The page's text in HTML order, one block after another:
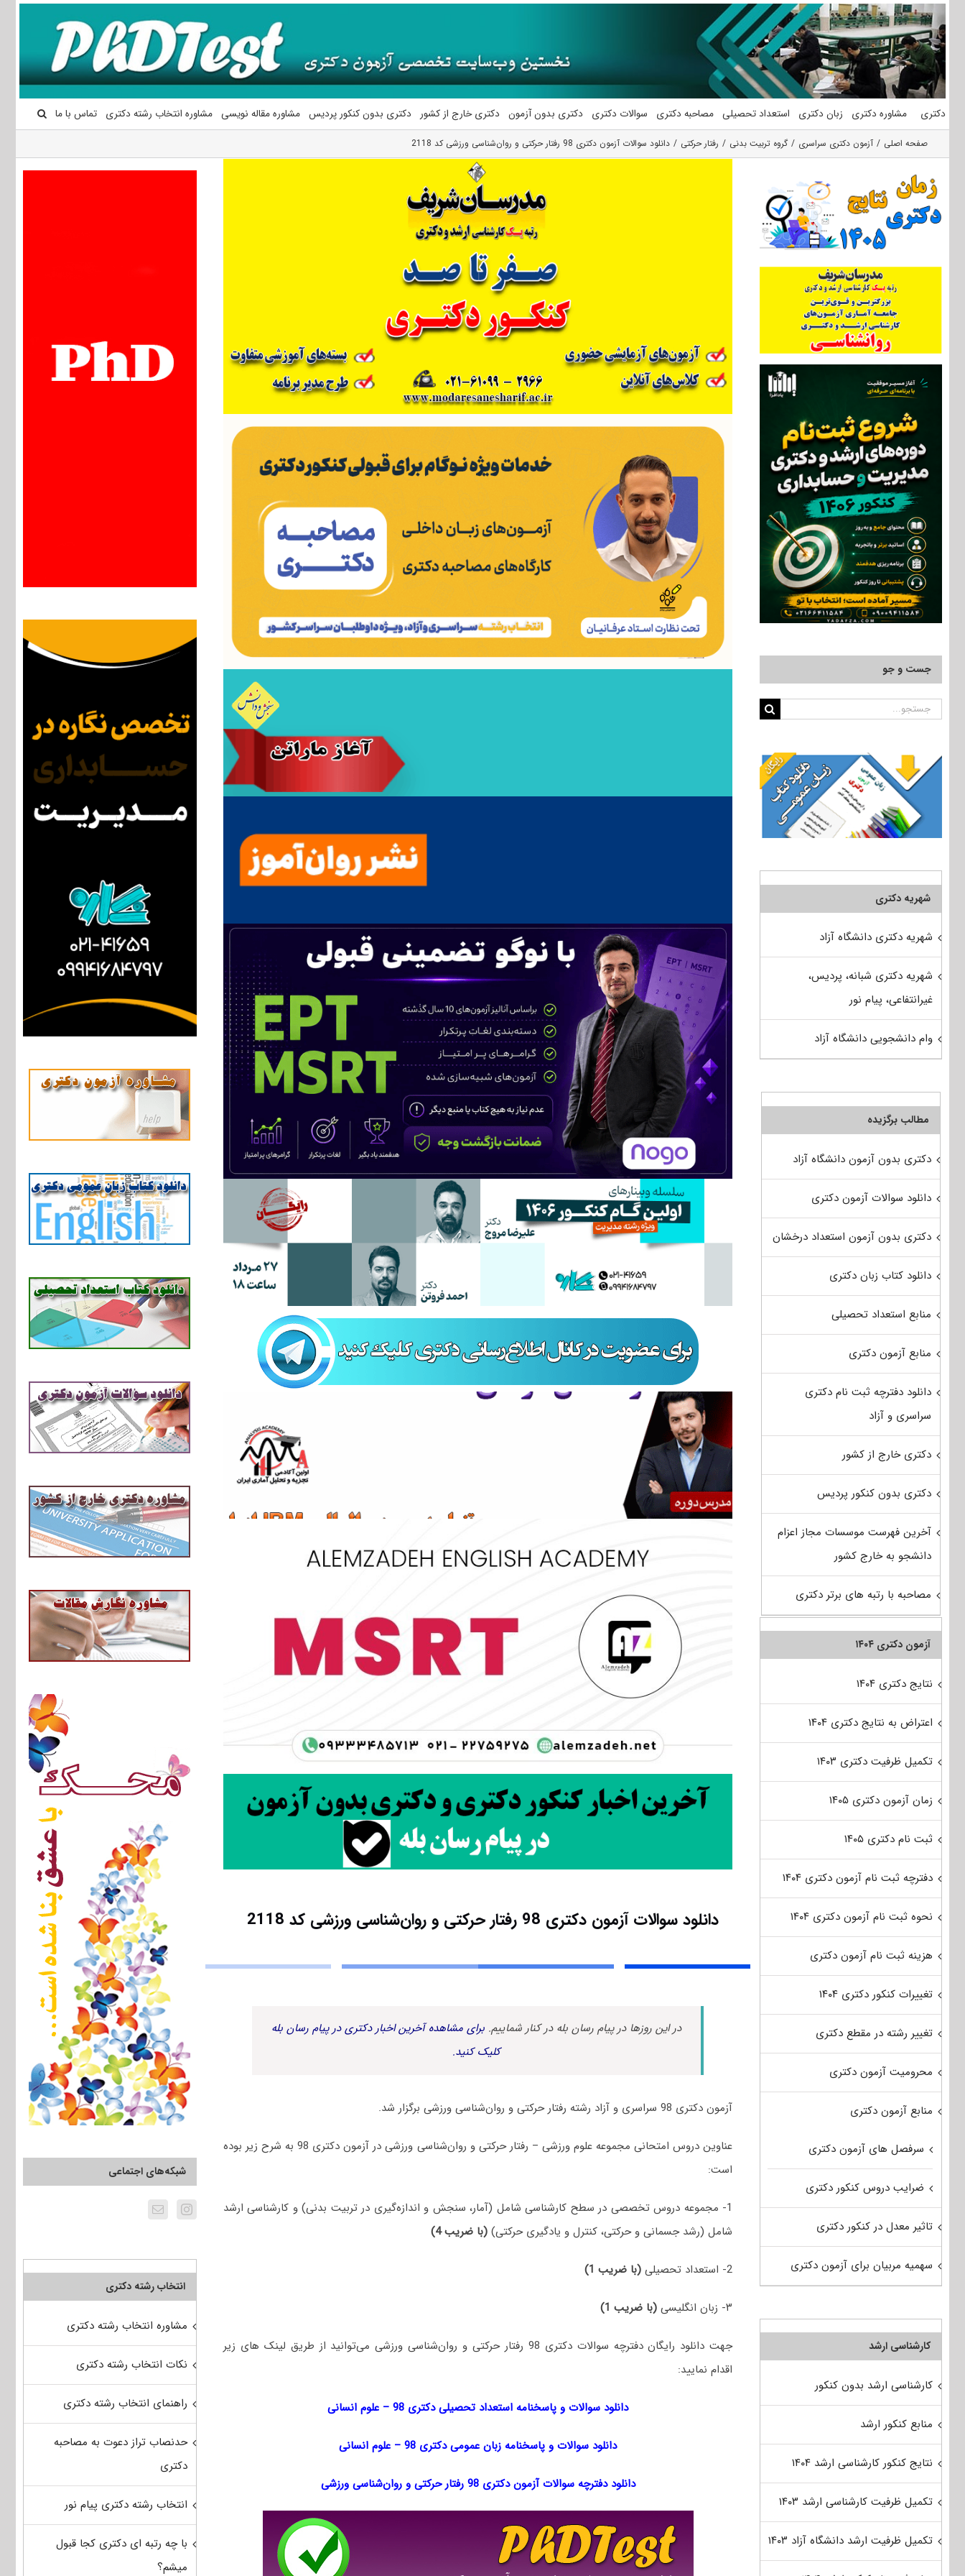
محتوا
دکتری مشاوره دکتری زبان دکتری استعداد تحصیلی مصاحبه دکتری سوالات دکتری دکتری بدون آزمون دکتری خارج از کشور دکتری بدون کنکور پردیس مشاوره مقاله نویسی مشاوره انتخاب رشته دکتری تماس با ما
صفحه اصلی آزمون دکتری سراسری گروه تربیت بدنی رفتار حرکتی دانلود سوالات آزمون دکتری 98 رفتار حرکتی و روان‌شناسی ورزشی کد 2118
دانلود سوالات آزمون دکتری 98 رفتار حرکتی و روان‌شناسی ورزشی کد 2118
در این روزها در پیام رسان بله در کنار شماییم. برای مشاهده آخرین اخبار دکتری در پیام رسان بله
کلیک کنید.
آزمون دکتری 98 سراسری و آزاد رشته رفتار حرکتی و روان‌شناسی ورزشی برگزار شد.
عناوین دروس امتحانی مجموعه علوم ورزشی – رفتار حرکتی و روان‌شناسی ورزشی در آزمون دکتری 98 به شرح زیر بوده
است:
1- مجموعه دروس تخصصی در سطح کارشناسی شامل (آمار، سنجش و اندازه‌گیری در تربیت بدنی) و کارشناسی ارشد
شامل (رشد جسمانی و حرکتی، کنترل و یادگیری حرکتی) (با ضریب 4)
2- استعداد تحصیلی (با ضریب 1)
۳- زبان انگلیسی (با ضریب 1)
جهت دانلود رایگان دفترچه سوالات دکتری 98 رفتار حرکتی و روان‌شناسی ورزشی می‌توانید از طریق لینک های زیر
اقدام نمایید:
دانلود سوالات و پاسخنامه استعداد تحصیلی دکتری 98 – علوم انسانی
دانلود سوالات و پاسخنامه زبان عمومی دکتری 98 – علوم انسانی
دانلود دفترچه سوالات آزمون دکتری 98 رفتار حرکتی و روان‌شناسی ورزشی
شبکه‌های اجتماعی
انتخاب رشته دکتری
مشاوره انتخاب رشته دکتری
نکات انتخاب رشته دکتری
راهنمای انتخاب رشته دکتری
حدنصاب تراز دعوت به مصاحبه
دکتری
انتخاب رشته دکتری پیام نور
با چه رتبه ای دکتری کجا قبول
میشم؟
جست و جو
جستجو
شهریه دکتری
شهریه دکتری دانشگاه آزاد
شهریه دکتری شبانه، پردیس،
غیرانتفاعی، پیام نور
وام دانشجویی دانشگاه آزاد
مطالب برگزیده
دکتری بدون آزمون دانشگاه آزاد
دانلود سوالات آزمون دکتری
دکتری بدون آزمون استعداد درخشان
دانلود کتاب زبان دکتری
منابع استعداد تحصیلی
منابع آزمون دکتری
دانلود دفترچه ثبت نام دکتری
سراسری و آزاد
دکتری خارج از کشور
دکتری بدون کنکور پردیس
آخرین فهرست موسسات مجاز اعزام
دانشجو به خارج کشور
مصاحبه با رتبه های برتر دکتری
آزمون دکتری ۱۴۰۴
نتایج دکتری ۱۴۰۴
اعتراض به نتایج دکتری ۱۴۰۴
تکمیل ظرفیت دکتری ۱۴۰۳
زمان آزمون دکتری ۱۴۰۵
ثبت نام دکتری ۱۴۰۵
دفترچه ثبت نام آزمون دکتری ۱۴۰۴
نحوه ثبت نام آزمون دکتری ۱۴۰۴
هزینه ثبت نام آزمون دکتری
تغییرات کنکور دکتری ۱۴۰۴
تغییر رشته در مقطع دکتری
محرومیت آزمون دکتری
منابع آزمون دکتری
سرفصل های آزمون دکتری
ضرایب دروس کنکور دکتری
تاثیر معدل در کنکور دکتری
سهمیه مربیان برای آزمون دکتری
کارشناسی ارشد
کارشناسی ارشد بدون کنکور
منابع کنکور ارشد
نتایج کنکور کارشناسی ارشد ۱۴۰۴
تکمیل ظرفیت کارشناسی ارشد ۱۴۰۳
تکمیل ظرفیت ارشد دانشگاه آزاد ۱۴۰۳